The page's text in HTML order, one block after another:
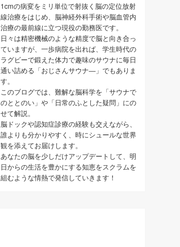
1cmの病変をミリ単位で射抜く脳の定位放射
線治療をはじめ、脳神経外科手術や脳血管内
治療の最前線に立つ現役の勤務医です。
日々は精密機械のような精度で脳と向き合っ
ていますが、一歩病院を出れば、学生時代の
ラグビーで鍛えた体力で趣味のサウナに毎日
通い詰める「おじさんサウナ―」でもありま
す。
このブログでは、難解な脳科学を「サウナで
のととのい」や「日常のふとした疑問」にの
せて解説。
脳ドックや認知症診療の経験も交えながら、
誰よりも分かりやすく、時にシュールな世界
観を添えてお届けします。
あなたの脳を少しだけアップデートして、明
日からの生活を豊かにする知恵をスクラムを
組むような情熱で発信していきます！